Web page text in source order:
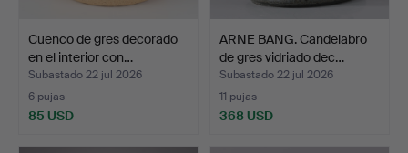
Cuenco de gres decorado
en el interior con…
Subastado 22 jul 2026
6 pujas
85 USD
ARNE BANG. Candelabro
de gres vidriado dec…
Subastado 22 jul 2026
11 pujas
368 USD